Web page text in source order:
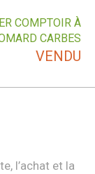
COMPTOIR À
CARBES
VENDU
l’achat et la